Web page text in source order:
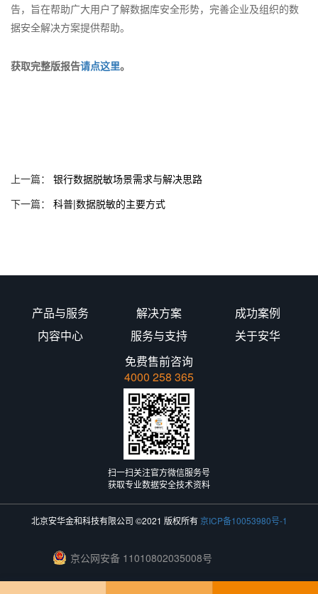
告，旨在帮助广大用户了解数据库安全形势，完善企业及组织的数
据安全解决方案提供帮助。
获取完整版报告请点这里。
上一篇：
银行数据脱敏场景需求与解决思路
下一篇：
科普|数据脱敏的主要方式
产品与服务 解决方案
成功案例
内容中心
服务与支持
关于安华
免费售前咨询
4000 258 365
扫一扫关注官方微信服务号
获取专业数据安全技术资料
北京安华金和科技有限公司 ©2021 版权所有京ICP备10053980号-1
京公网安备 11010802035008号